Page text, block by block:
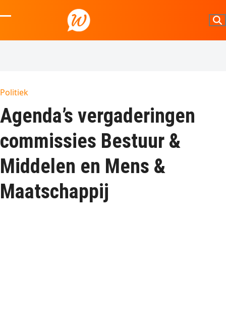
to
mobile
mobile
Politiek
Agenda’s vergaderingen
commissies Bestuur &
Middelen en Mens &
Maatschappij